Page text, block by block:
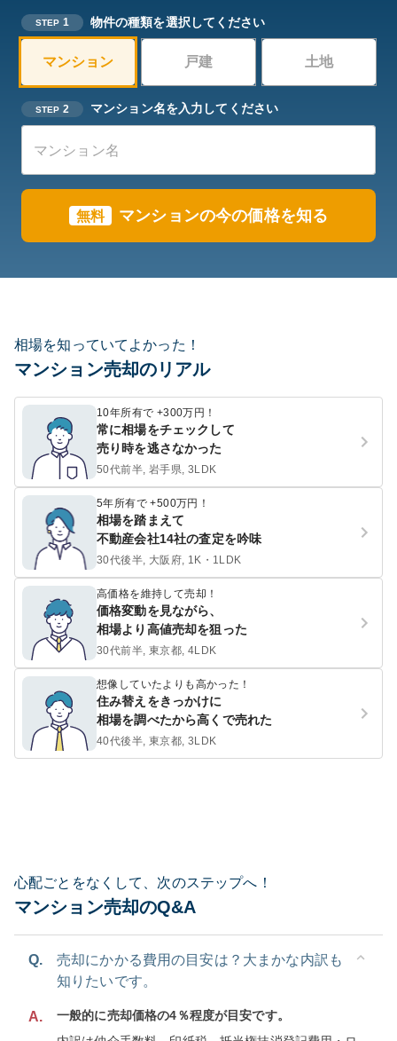
STEP 1 物件の種類を選択してください
マンション 戸建 土地
STEP 2 マンション名を入力してください
無料 マンションの今の価格を知る
相場を知っていてよかった！
マンション売却のリアル
10年所有で +300万円！
常に相場をチェックして
売り時を逃さなかった
50代前半, 岩手県, 3LDK
5年所有で +500万円！
相場を踏まえて
不動産会社14社の査定を吟味
30代後半, 大阪府, 1K・1LDK
高価格を維持して売却！
価格変動を見ながら、
相場より高値売却を狙った
30代前半, 東京都, 4LDK
想像していたよりも高かった！
住み替えをきっかけに
相場を調べたから高くで売れた
40代後半, 東京都, 3LDK
心配ごとをなくして、次のステップへ！
マンション売却のQ&A
Q.
売却にかかる費用の目安は？大まかな内訳も
知りたいです。
A.
一般的に売却価格の4％程度が目安です。